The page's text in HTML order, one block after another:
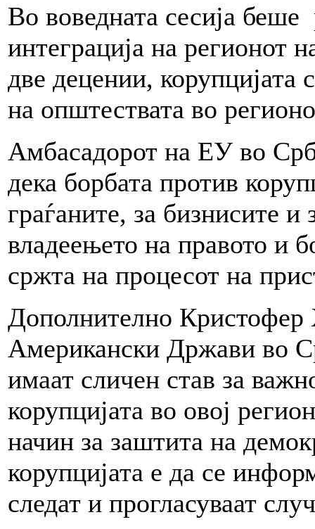
Во воведната сесија беше
интеграција на регионот
две децении,
на општествата во
Амбасадорот на ЕУ во
дека борбата против
граѓаните, за бизнисите и
владеењето на правото и
сржта на процесот на
Дополнително Кристофер
Американски Држави во
имаат сличен став за
корупцијата во овој
начин за заштита на
корупцијата е да се
следат и прогласуваат